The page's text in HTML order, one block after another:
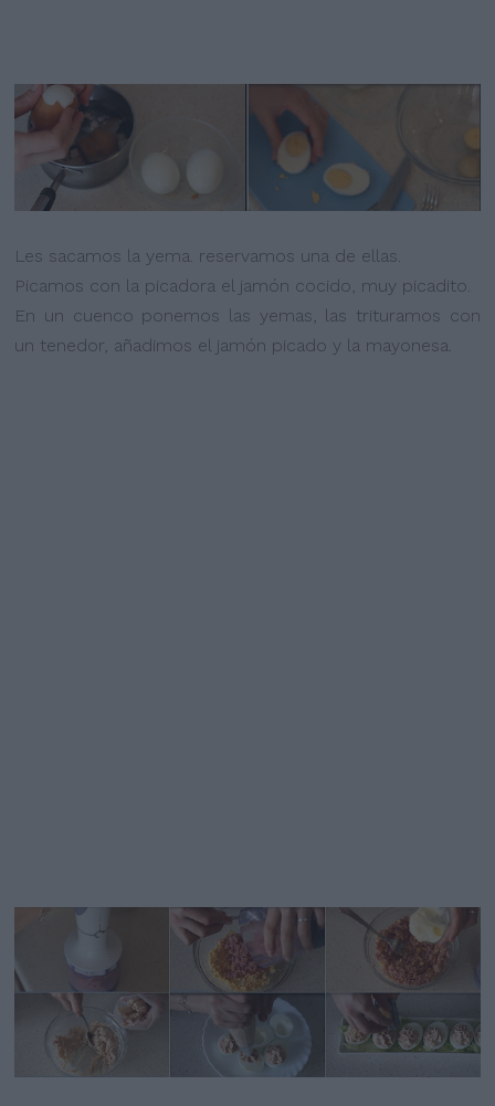
Les sacamos la yema. reservamos una de ellas.
Picamos con la picadora el jamón cocido, muy picadito.
En un cuenco ponemos las yemas, las trituramos con
un tenedor, añadimos el jamón picado y la mayonesa.